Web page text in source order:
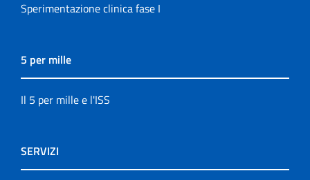
Sperimentazione clinica fase I
5 per mille
Il 5 per mille e l'ISS
SERVIZI